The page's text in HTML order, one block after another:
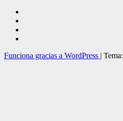
Funciona gracias a WordPress | Tema: